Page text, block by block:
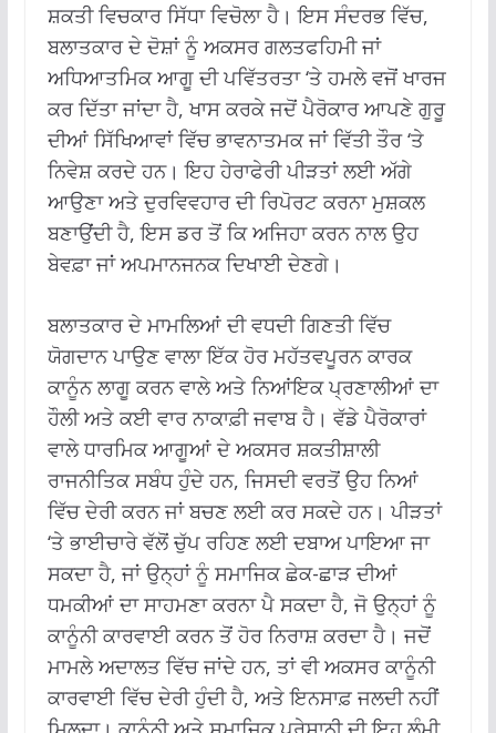
ਸ਼ਕਤੀ ਵਿਚਕਾਰ ਸਿੱਧਾ ਵਿਚੋਲਾ ਹੈ। ਇਸ ਸੰਦਰਭ ਵਿੱਚ,
ਬਲਾਤਕਾਰ ਦੇ ਦੋਸ਼ਾਂ ਨੂੰ ਅਕਸਰ ਗਲਤਫਹਿਮੀ ਜਾਂ
ਅਧਿਆਤਮਿਕ ਆਗੂ ਦੀ ਪਵਿੱਤਰਤਾ ‘ਤੇ ਹਮਲੇ ਵਜੋਂ ਖਾਰਜ
ਕਰ ਦਿੱਤਾ ਜਾਂਦਾ ਹੈ, ਖਾਸ ਕਰਕੇ ਜਦੋਂ ਪੈਰੋਕਾਰ ਆਪਣੇ ਗੁਰੂ
ਦੀਆਂ ਸਿੱਖਿਆਵਾਂ ਵਿੱਚ ਭਾਵਨਾਤਮਕ ਜਾਂ ਵਿੱਤੀ ਤੌਰ ‘ਤੇ
ਨਿਵੇਸ਼ ਕਰਦੇ ਹਨ। ਇਹ ਹੇਰਾਫੇਰੀ ਪੀੜਤਾਂ ਲਈ ਅੱਗੇ
ਆਉਣਾ ਅਤੇ ਦੁਰਵਿਵਹਾਰ ਦੀ ਰਿਪੋਰਟ ਕਰਨਾ ਮੁਸ਼ਕਲ
ਬਣਾਉਂਦੀ ਹੈ, ਇਸ ਡਰ ਤੋਂ ਕਿ ਅਜਿਹਾ ਕਰਨ ਨਾਲ ਉਹ
ਬੇਵਫ਼ਾ ਜਾਂ ਅਪਮਾਨਜਨਕ ਦਿਖਾਈ ਦੇਣਗੇ।
ਬਲਾਤਕਾਰ ਦੇ ਮਾਮਲਿਆਂ ਦੀ ਵਧਦੀ ਗਿਣਤੀ ਵਿੱਚ
ਯੋਗਦਾਨ ਪਾਉਣ ਵਾਲਾ ਇੱਕ ਹੋਰ ਮਹੱਤਵਪੂਰਨ ਕਾਰਕ
ਕਾਨੂੰਨ ਲਾਗੂ ਕਰਨ ਵਾਲੇ ਅਤੇ ਨਿਆਂਇਕ ਪ੍ਰਣਾਲੀਆਂ ਦਾ
ਹੌਲੀ ਅਤੇ ਕਈ ਵਾਰ ਨਾਕਾਫ਼ੀ ਜਵਾਬ ਹੈ। ਵੱਡੇ ਪੈਰੋਕਾਰਾਂ
ਵਾਲੇ ਧਾਰਮਿਕ ਆਗੂਆਂ ਦੇ ਅਕਸਰ ਸ਼ਕਤੀਸ਼ਾਲੀ
ਰਾਜਨੀਤਿਕ ਸਬੰਧ ਹੁੰਦੇ ਹਨ, ਜਿਸਦੀ ਵਰਤੋਂ ਉਹ ਨਿਆਂ
ਵਿੱਚ ਦੇਰੀ ਕਰਨ ਜਾਂ ਬਚਣ ਲਈ ਕਰ ਸਕਦੇ ਹਨ। ਪੀੜਤਾਂ
‘ਤੇ ਭਾਈਚਾਰੇ ਵੱਲੋਂ ਚੁੱਪ ਰਹਿਣ ਲਈ ਦਬਾਅ ਪਾਇਆ ਜਾ
ਸਕਦਾ ਹੈ, ਜਾਂ ਉਨ੍ਹਾਂ ਨੂੰ ਸਮਾਜਿਕ ਛੇਕ-ਛਾੜ ਦੀਆਂ
ਧਮਕੀਆਂ ਦਾ ਸਾਹਮਣਾ ਕਰਨਾ ਪੈ ਸਕਦਾ ਹੈ, ਜੋ ਉਨ੍ਹਾਂ ਨੂੰ
ਕਾਨੂੰਨੀ ਕਾਰਵਾਈ ਕਰਨ ਤੋਂ ਹੋਰ ਨਿਰਾਸ਼ ਕਰਦਾ ਹੈ। ਜਦੋਂ
ਮਾਮਲੇ ਅਦਾਲਤ ਵਿੱਚ ਜਾਂਦੇ ਹਨ, ਤਾਂ ਵੀ ਅਕਸਰ ਕਾਨੂੰਨੀ
ਕਾਰਵਾਈ ਵਿੱਚ ਦੇਰੀ ਹੁੰਦੀ ਹੈ, ਅਤੇ ਇਨਸਾਫ਼ ਜਲਦੀ ਨਹੀਂ